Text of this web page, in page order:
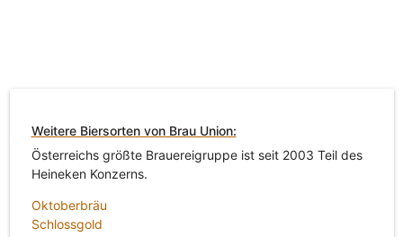
Weitere Biersorten von Brau Union:
Österreichs größte Brauereigruppe ist seit 2003 Teil des
Heineken Konzerns.
Oktoberbräu
Schlossgold